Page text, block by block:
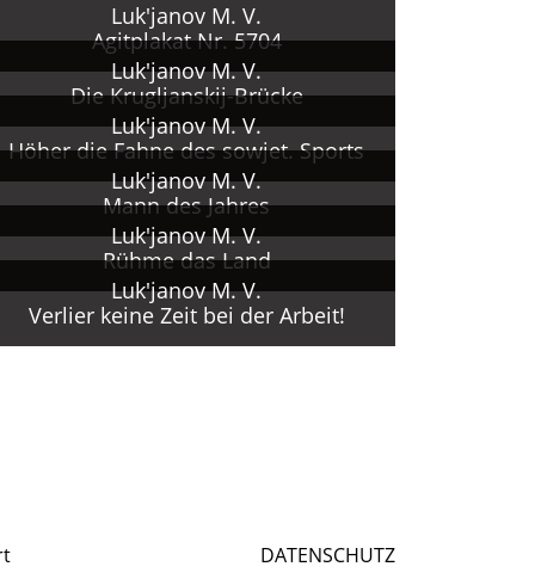
Luk'janov M. V.
Agitplakat Nr. 5704
Luk'janov M. V.
Die Krugljanskij-Brücke
Luk'janov M. V.
Höher die Fahne des sowjet. Sports
Luk'janov M. V.
Mann des Jahres
Luk'janov M. V.
Rühme das Land
Luk'janov M. V.
Verlier keine Zeit bei der Arbeit!
DATENSCHUTZ